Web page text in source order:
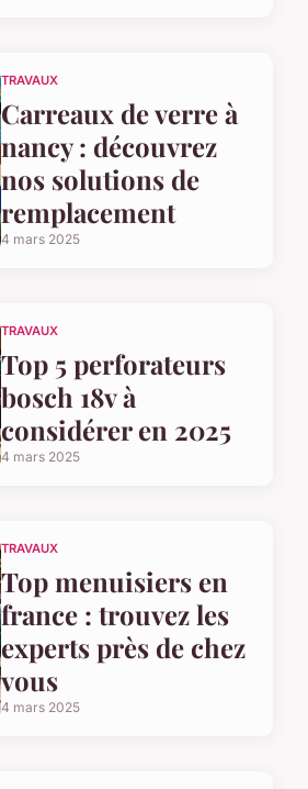
TRAVAUX
Carreaux de verre à
nancy : découvrez
nos solutions de
remplacement
4 mars 2025
TRAVAUX
Top 5 perforateurs
bosch 18v à
considérer en 2025
4 mars 2025
TRAVAUX
Top menuisiers en
france : trouvez les
experts près de chez
vous
4 mars 2025